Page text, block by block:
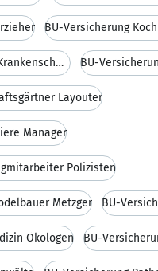
BU-Versicherung
BU-Versicherung Krankengymnasten Krankenschwester BU-
Layouter
Manager
Polizisten
Metzger BU-
Ökologen BU-